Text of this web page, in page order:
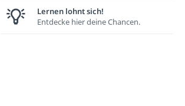
Lernen lohnt sich!
Entdecke hier deine Chancen.